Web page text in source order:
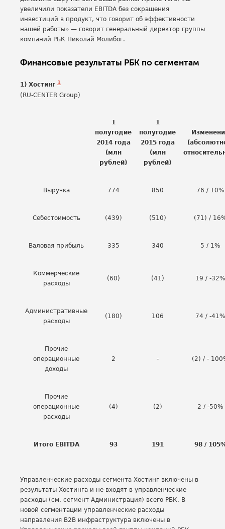
увеличили показатели EBITDA без сокращения
инвестиций в продукт, что говорит об эффективности
нашей работы» — говорит генеральный директор группы
компаний РБК Николай Молибог.
Финансовые результаты РБК по сегментам
1) Хостинг 1
(RU-CENTER Group)
1
полугодие
2014 года
(млн
рублей)
1
полугодие
2015 года
(млн
рублей)
Выручка 774 850 76 / 10%
Себестоимость (439) (510) (71) /
Валовая прибыль 335 340 5 / 1%
Коммерческие
расходы
(60) (41) 19 / -32%
Административные
расходы
(180) 106 74 / -41%
Прочие
операционные
доходы
2 - (2) / -
Прочие
операционные
расходы
(4) (2) 2 / -50%
Итого EBITDA 93 191 98 /
Управленческие расходы сегмента Хостинг включены в
результаты Хостинга и не входят в управленческие
расходы (см. сегмент Администрация) всего РБК. В
новой сегментации управленческие расходы
направления B2B инфраструктура включены в